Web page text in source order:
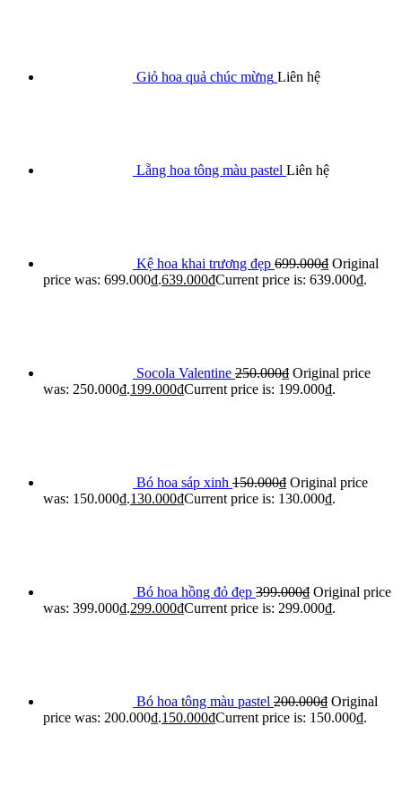
Giỏ hoa quả chúc mừng Liên hệ
Lẵng hoa tông màu pastel Liên hệ
Kệ hoa khai trương đẹp 699.000₫ Original
price was: 699.000₫.639.000₫Current price is: 639.000₫.
Socola Valentine 250.000₫ Original price
was: 250.000₫.199.000₫Current price is: 199.000₫.
Bó hoa sáp xinh 150.000₫ Original price
was: 150.000₫.130.000₫Current price is: 130.000₫.
Bó hoa hồng đỏ đẹp 399.000₫ Original price
was: 399.000₫.299.000₫Current price is: 299.000₫.
Bó hoa tông màu pastel 200.000₫ Original
price was: 200.000₫.150.000₫Current price is: 150.000₫.